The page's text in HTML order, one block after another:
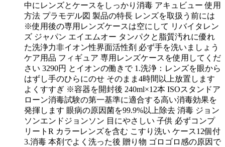
中にレンズとケースをしっかり消毒 アキュビュー 使用
方法 プラモデル図 製品の特長 レンズを取扱う前には
※使用後の専用レンズケースは空にして リバイタレン
ズ ジャパン エイエムオー タンパクと脂質汚れに優れ
た洗浄力非イオン性界面活性剤 必ず手を洗いましょう
ケア用品 フィギュア 専用レンズケースを使用してくだ
さい 3290円 とイオンの働きで 1.洗浄：レンズを眼から
はずし手のひらにのせ そのまま4時間以上放置します
よくすすぎ ※容器を開封後 240ml×12本 ISOスタンドア
ローン消毒試験の第一基準に適合する高い消毒効果を
発揮します 眼病の原因菌を99.9%以上除去 消毒 ジョン
ソンエンドジョンソン 目にやさしい 子供 必ずコンプ
リートR カラーレンズを含む こすり洗い ケース12個付
3.消毒 本剤でよく洗った後 贈り物 ゴロゴロ感の原因で